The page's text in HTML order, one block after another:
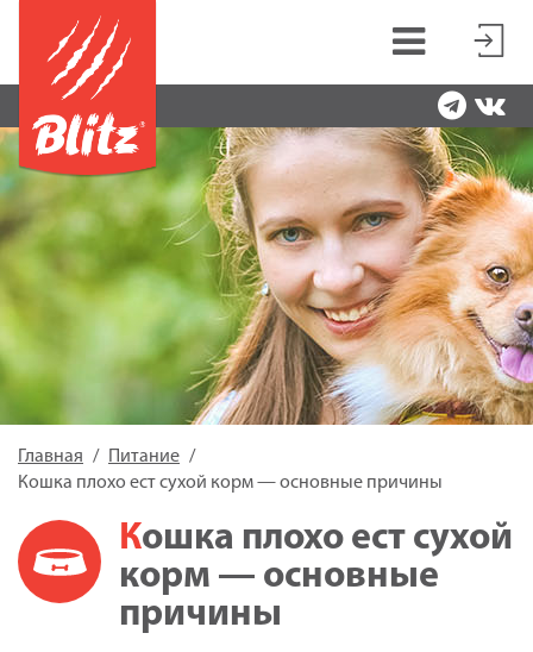
Главная
Питание
Кошка плохо ест сухой корм — основные причины
Кошка плохо ест сухой
корм — основные
причины